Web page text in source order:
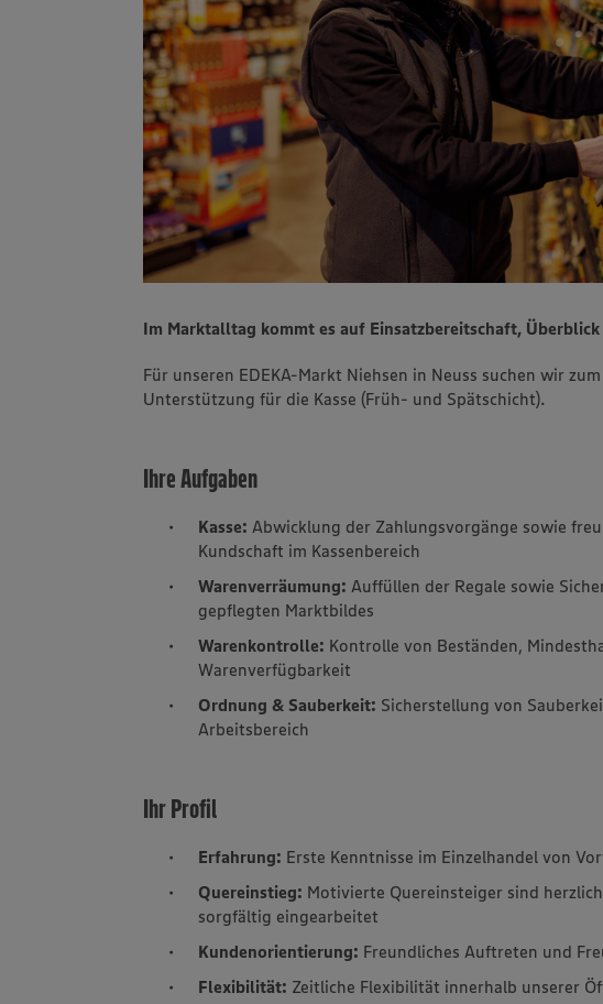
Im Marktalltag kommt es auf Einsatzbereitschaft,
Für unseren EDEKA-Markt Niehsen in Neuss suchen wir
Unterstützung für die Kasse (Früh- und Spätschicht).
Ihre Aufgaben
Kasse: Abwicklung der Zahlungsvorgänge sowie
Kundschaft im Kassenbereich
Warenverräumung: Auffüllen der Regale sowie
gepflegten Marktbildes
Warenkontrolle: Kontrolle von Beständen,
Warenverfügbarkeit
Ordnung & Sauberkeit: Sicherstellung von
Arbeitsbereich
Ihr Profil
Erfahrung: Erste Kenntnisse im Einzelhandel von
Quereinstieg: Motivierte Quereinsteiger sind
sorgfältig eingearbeitet
Kundenorientierung: Freundliches Auftreten und
Flexibilität: Zeitliche Flexibilität innerhalb unserer